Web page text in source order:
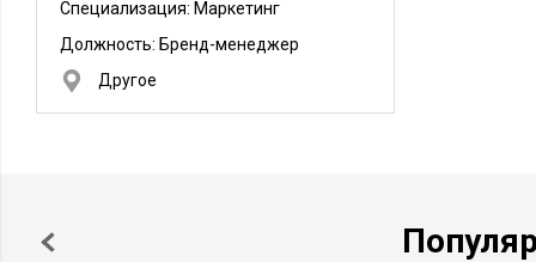
Специализация: Маркетинг
Должность: Бренд-менеджер
Другое